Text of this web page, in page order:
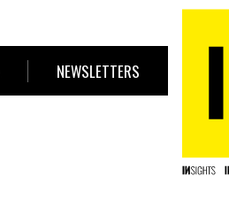
NEWSLETTERS